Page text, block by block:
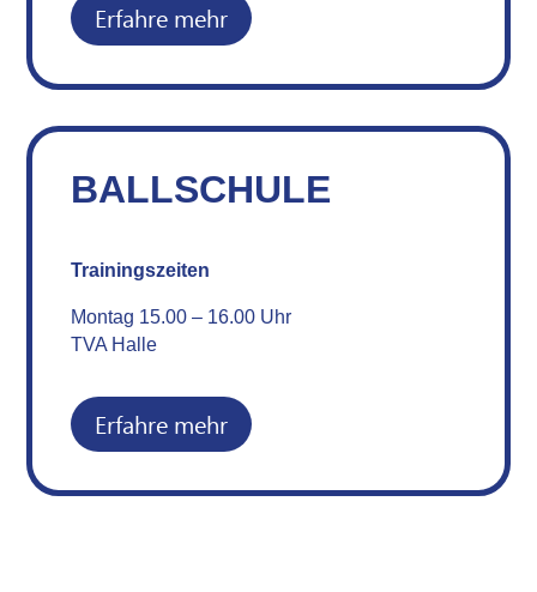
Erfahre mehr
BALLSCHULE
Trainingszeiten
Montag 15.00 – 16.00 Uhr
TVA Halle
Erfahre mehr